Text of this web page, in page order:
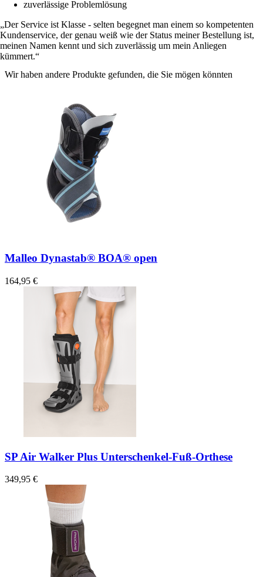
zuverlässige Problemlösung
Der Service ist Klasse - selten begegnet man einem so kompetenten
Kundenservice, der genau weiß wie der Status meiner Bestellung ist,
meinen Namen kennt und sich zuverlässig um mein Anliegen
kümmert.
Wir haben andere Produkte gefunden, die Sie mögen könnten
Malleo Dynastab® BOA® open
164,95 €
SP Air Walker Plus Unterschenkel-Fuß-Orthese
349,95 €